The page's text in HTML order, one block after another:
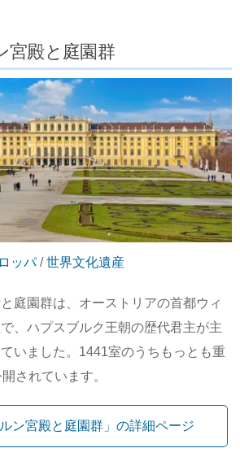
宮殿と庭園群
ッパ/世界文化遺産
庭園群は、オーストリアの首都ウィ
、ハプスブルク王朝の歴代君主が主
いました。1441室のうちもっとも重
されています。
ルン宮殿と庭園群」の詳細ページ